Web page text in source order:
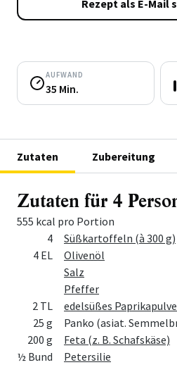
Rezept als E-Mail
AUFWAND
35 Min.
Zutaten Zubereitung
Zutaten für 4
555 kcal pro Portion
MengeZutat
4
Süßkartoffeln (à 300 g)
4 EL
Olivenöl
Salz
Pfeffer
2 TL
edelsüßes
25 g
Panko (asiat.
200 g
Feta (z. B. Schafskäse)
½ Bund
Petersilie